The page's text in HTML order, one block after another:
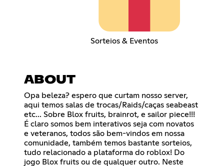
Sorteios & Eventos
ABOUT
Opa beleza? espero que curtam nosso server,
aqui temos salas de trocas/Raids/caças seabeast
etc... Sobre Blox fruits, brainrot, e sailor piece!!!
É claro somos bem interativos seja com novatos
e veteranos, todos são bem-vindos em nossa
comunidade, também temos bastante sorteios,
tudo relacionado a plataforma do roblox! Do
jogo Blox fruits ou de qualquer outro. Neste